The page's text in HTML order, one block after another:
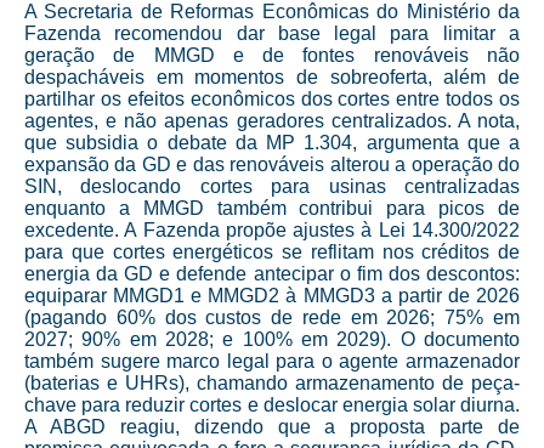
A Secretaria de Reformas Econômicas do Ministério da
Fazenda recomendou dar base legal para limitar a
geração de MMGD e de fontes renováveis não
despacháveis em momentos de sobreoferta, além de
partilhar os efeitos econômicos dos cortes entre todos os
agentes, e não apenas geradores centralizados. A nota,
que subsidia o debate da MP 1.304, argumenta que a
expansão da GD e das renováveis alterou a operação do
SIN, deslocando cortes para usinas centralizadas
enquanto a MMGD também contribui para picos de
excedente. A Fazenda propõe ajustes à Lei 14.300/2022
para que cortes energéticos se reflitam nos créditos de
energia da GD e defende antecipar o fim dos descontos:
equiparar MMGD1 e MMGD2 à MMGD3 a partir de 2026
(pagando 60% dos custos de rede em 2026; 75% em
2027; 90% em 2028; e 100% em 2029). O documento
também sugere marco legal para o agente armazenador
(baterias e UHRs), chamando armazenamento de peça-
chave para reduzir cortes e deslocar energia solar diurna.
A ABGD reagiu, dizendo que a proposta parte de